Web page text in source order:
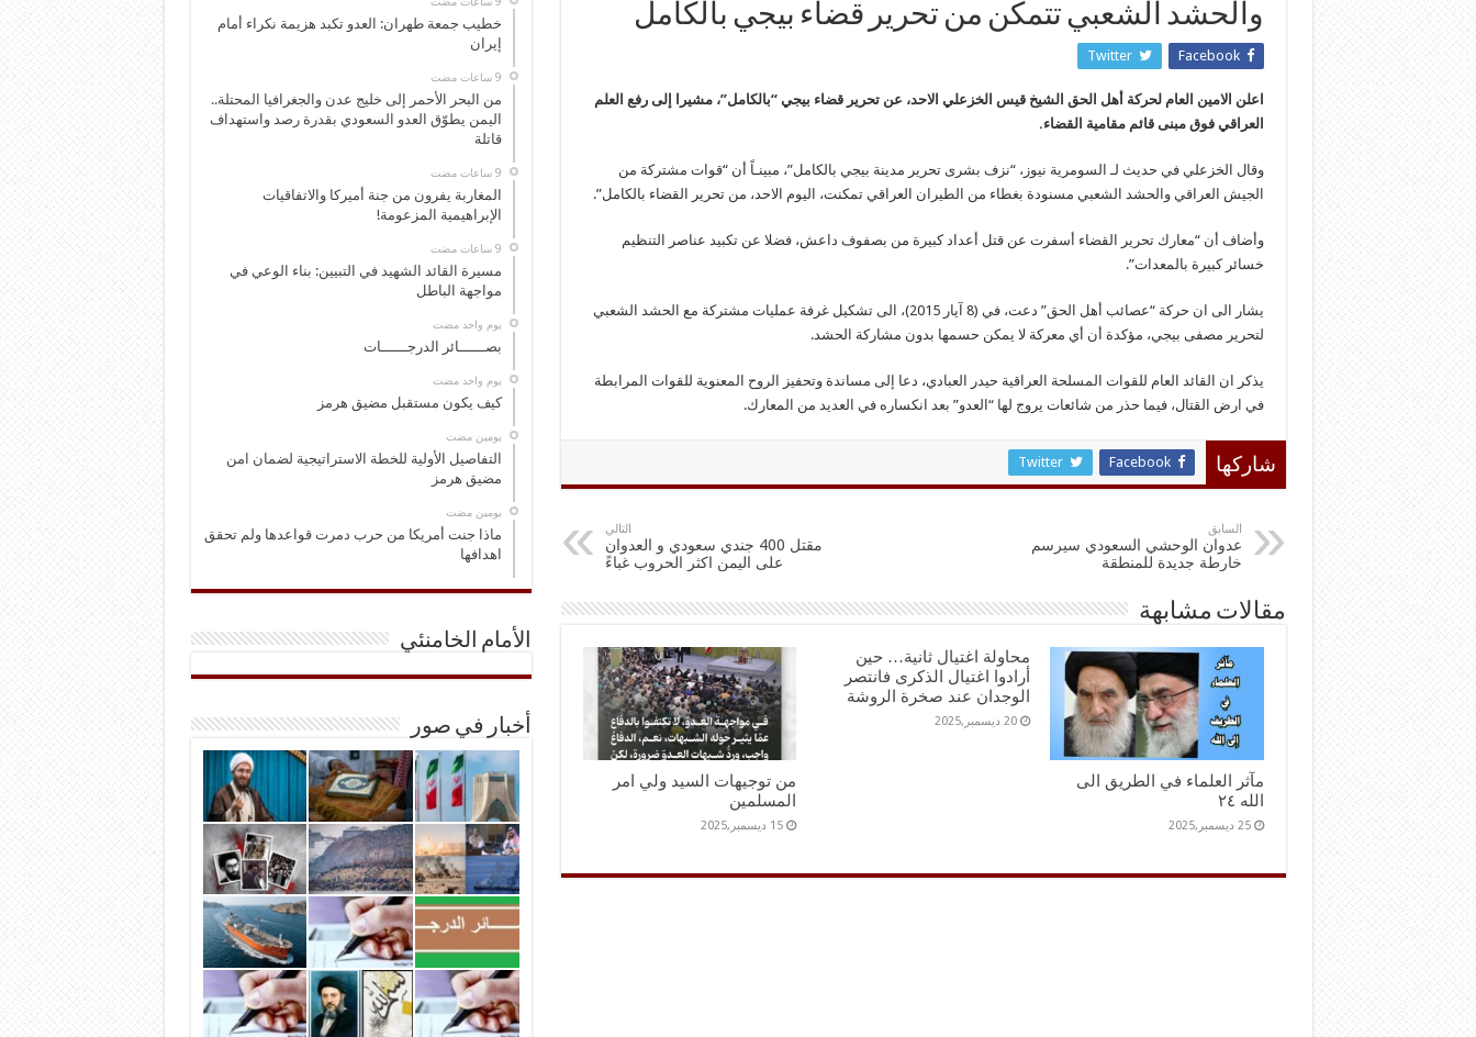
والحشد الشعبي تتمكن من تحرير قضاء بيجي بالكامل
Facebook
Twitter
اعلن الامين العام لحركة أهل الحق الشيخ قيس الخزعلي الاحد، عن تحرير قضاء بيجي “بالكامل”، مشيرا إلى رفع العلم
العراقي فوق مبنى قائم مقامية القضاء.
وقال الخزعلي في حديث لـ السومرية نيوز، “نزف بشرى تحرير مدينة بيجي بالكامل”، مبينـاً أن “قوات مشتركة من
الجيش العراقي والحشد الشعبي مسنودة بغطاء من الطيران العراقي تمكنت، اليوم الاحد، من تحرير القضاء بالكامل”.
وأضاف أن “معارك تحرير القضاء أسفرت عن قتل أعداد كبيرة من بصفوف داعش، فضلا عن تكبيد عناصر التنظيم
خسائر كبيرة بالمعدات”.
يشار الى ان حركة “عصائب أهل الحق” دعت، في (8 آيار 2015)، الى تشكيل غرفة عمليات مشتركة مع الحشد الشعبي
لتحرير مصفى بيجي، مؤكدة أن أي معركة لا يمكن حسمها بدون مشاركة الحشد.
يذكر ان القائد العام للقوات المسلحة العراقية حيدر العبادي، دعا إلى مساندة وتحفيز الروح المعنوية للقوات المرابطة
في ارض القتال، فيما حذر من شائعات يروج لها “العدو” بعد انكساره في العديد من المعارك.
شاركها Facebook
Twitter
السابق
عدوان الوحشي السعودي سيرسم
خارطة جديدة للمنطقة
التالي
مقتل 400 جندي سعودي و العدوان
على اليمن اكثر الحروب غباءً
مقالات مشابهة
مآثر العلماء في الطريق الى
الله ٢٤
25 ديسمبر,2025
محاولة اغتيال ثانية… حين
أرادوا اغتيال الذكرى فانتصر
الوجدان عند صخرة الروشة
20 ديسمبر,2025
من توجيهات السيد ولي امر
المسلمين
15 ديسمبر,2025
خطيب جمعة طهران: العدو تكبد هزيمة نكراء أمام
إيران
من البحر الأحمر إلى خليج عدن والجغرافيا المحتلة..
اليمن يطوّق العدو السعودي بقدرة رصد واستهداف
قاتلة
المغاربة يفرون من جنة أميركا والاتفاقيات
الإبراهيمية المزعومة!
مسيرة القائد الشهيد في التبيين: بناء الوعي في
مواجهة الباطل
‏يوم واحد مضت
بصــــــائر الدرجــــــات
‏يوم واحد مضت
كيف يكون مستقبل مضيق هرمز
‏يومين مضت
التفاصيل الأولية للخطة الاستراتيجية لضمان امن
مضيق هرمز
‏يومين مضت
ماذا جنت أمريكا من حرب دمرت قواعدها ولم تحقق
اهدافها
الأمام الخامنئي
أخبار في صور